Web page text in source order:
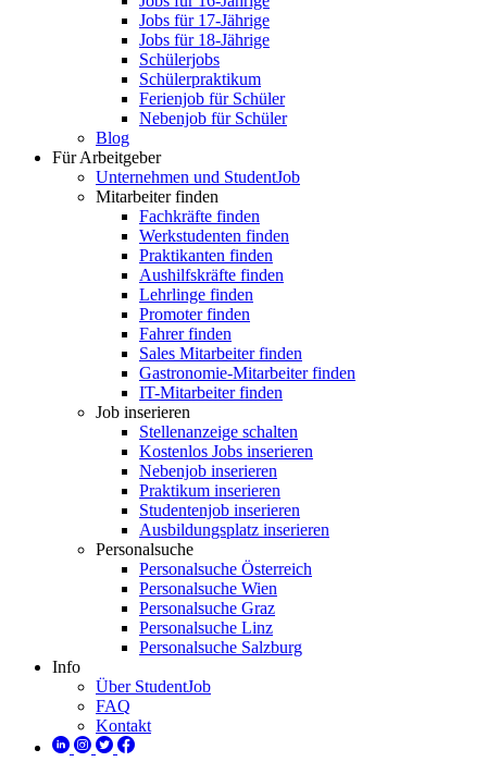
Jobs für 17-Jährige
Jobs für 18-Jährige
Schülerjobs
Schülerpraktikum
Ferienjob für Schüler
Nebenjob für Schüler
Blog
Für Arbeitgeber
Unternehmen und StudentJob
Mitarbeiter finden
Fachkräfte finden
Werkstudenten finden
Praktikanten finden
Aushilfskräfte finden
Lehrlinge finden
Promoter finden
Fahrer finden
Sales Mitarbeiter finden
Gastronomie-Mitarbeiter finden
IT-Mitarbeiter finden
Job inserieren
Stellenanzeige schalten
Kostenlos Jobs inserieren
Nebenjob inserieren
Praktikum inserieren
Studentenjob inserieren
Ausbildungsplatz inserieren
Personalsuche
Personalsuche Österreich
Personalsuche Wien
Personalsuche Graz
Personalsuche Linz
Personalsuche Salzburg
Info
Über StudentJob
FAQ
Kontakt